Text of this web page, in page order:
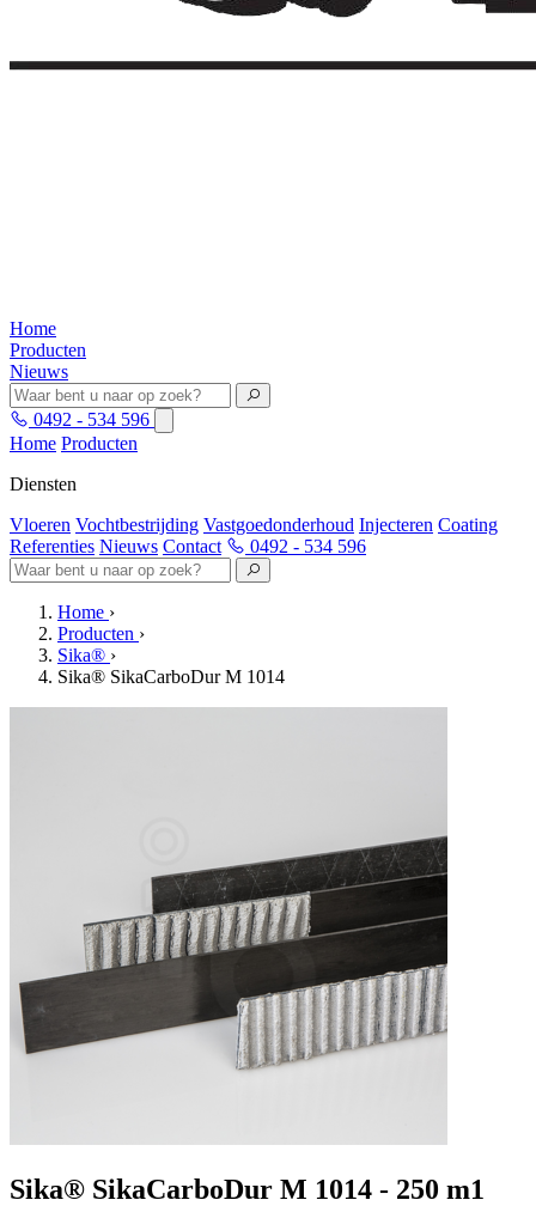
Home
Producten
Nieuws
0492 - 534 596
Home Producten
Diensten
Vloeren Vochtbestrijding Vastgoedonderhoud Injecteren Coating
Referenties Nieuws Contact 0492 - 534 596
Home ›
Producten ›
Sika® ›
Sika® SikaCarboDur M 1014
Sika® SikaCarboDur M 1014 - 250 m1